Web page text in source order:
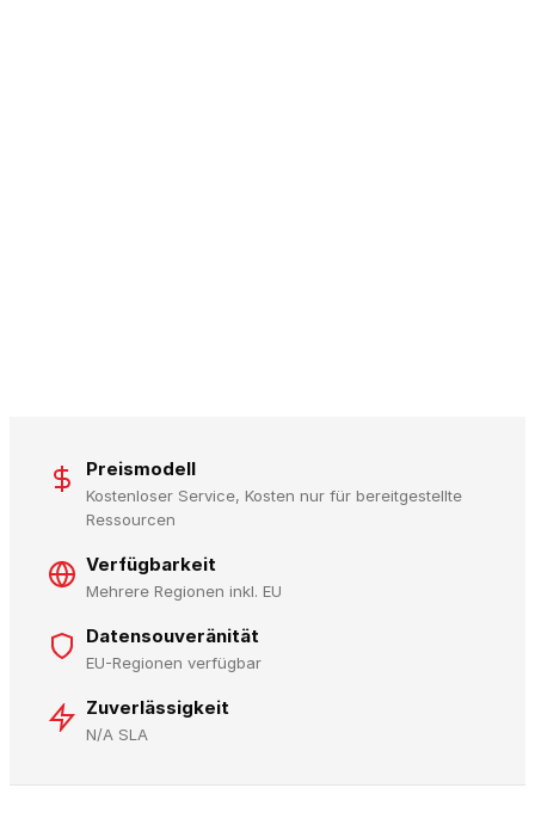
Preismodell
Kostenloser Service, Kosten nur für bereitgestellte
Ressourcen
Verfügbarkeit
Mehrere Regionen inkl. EU
Datensouveränität
EU-Regionen verfügbar
Zuverlässigkeit
N/A SLA